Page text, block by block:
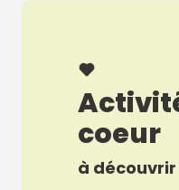
coeur
à découvrir